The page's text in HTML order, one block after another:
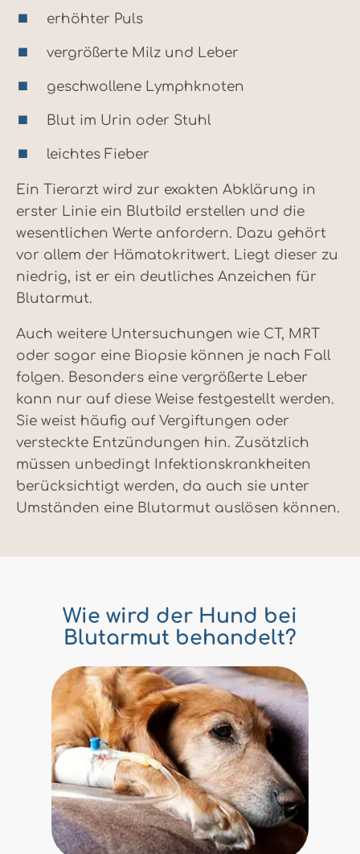
erhöhter Puls
vergrößerte Milz und Leber
geschwollene Lymphknoten
Blut im Urin oder Stuhl
leichtes Fieber
Ein Tierarzt wird zur exakten Abklärung in
erster Linie ein Blutbild erstellen und die
wesentlichen Werte anfordern. Dazu gehört
vor allem der Hämatokritwert. Liegt dieser zu
niedrig, ist er ein deutliches Anzeichen für
Blutarmut.
Auch weitere Untersuchungen wie CT, MRT
oder sogar eine Biopsie können je nach Fall
folgen. Besonders eine vergrößerte Leber
kann nur auf diese Weise festgestellt werden.
Sie weist häufig auf Vergiftungen oder
versteckte Entzündungen hin. Zusätzlich
müssen unbedingt Infektionskrankheiten
berücksichtigt werden, da auch sie unter
Umständen eine Blutarmut auslösen können.
Wie wird der Hund bei
Blutarmut behandelt?